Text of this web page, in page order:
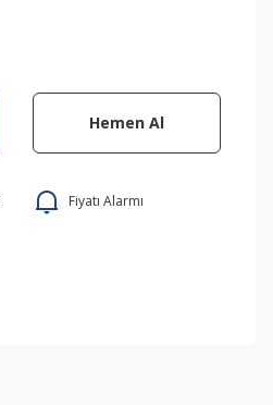
Hemen Al
Fiyatı Alarmı